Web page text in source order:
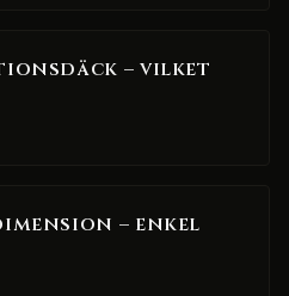
– vilket
– enkel